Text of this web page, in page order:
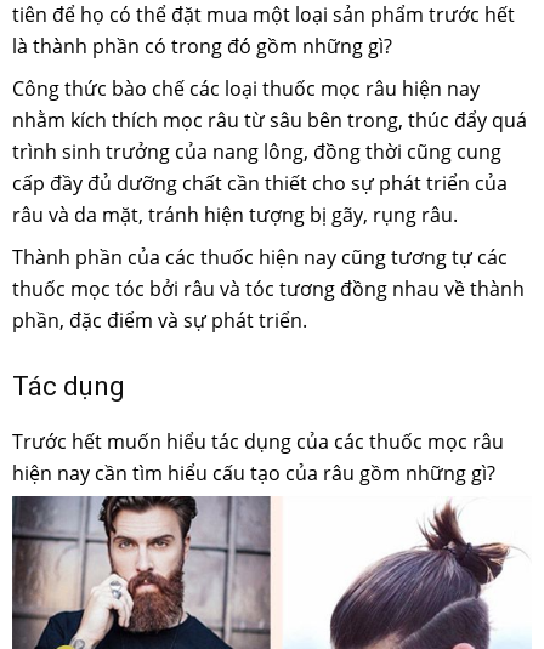
tiên để họ có thể đặt mua một loại sản phẩm trước hết
là thành phần có trong đó gồm những gì?
Công thức bào chế các loại thuốc mọc râu hiện nay
nhằm kích thích mọc râu từ sâu bên trong, thúc đẩy quá
trình sinh trưởng của nang lông, đồng thời cũng cung
cấp đầy đủ dưỡng chất cần thiết cho sự phát triển của
râu và da mặt, tránh hiện tượng bị gãy, rụng râu.
Thành phần của các thuốc hiện nay cũng tương tự các
thuốc mọc tóc bởi râu và tóc tương đồng nhau về thành
phần, đặc điểm và sự phát triển.
Tác dụng
Trước hết muốn hiểu tác dụng của các thuốc mọc râu
hiện nay cần tìm hiểu cấu tạo của râu gồm những gì?